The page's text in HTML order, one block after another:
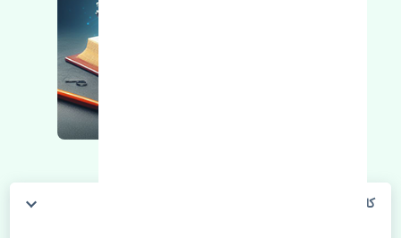
کاسه نمد میل سوپاپ هیوندای آوانته MOBIS